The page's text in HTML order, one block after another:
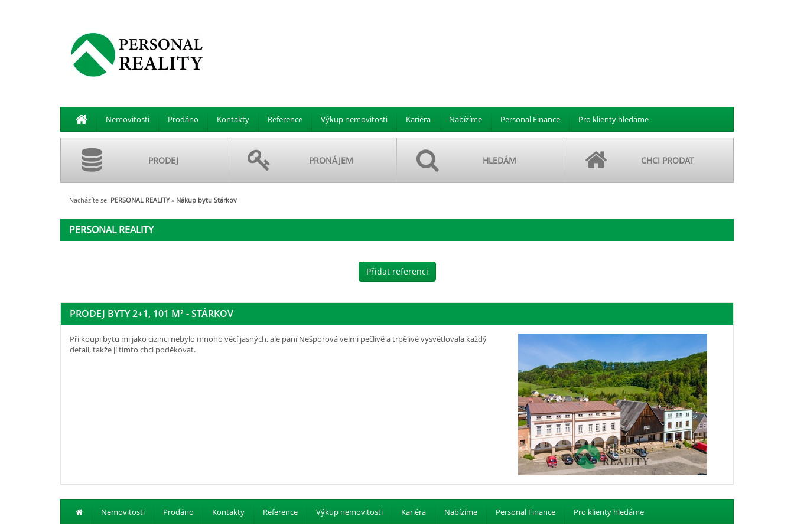
Nemovitosti Prodáno Kontakty Reference Výkup nemovitosti Kariéra Nabízíme Personal Finance Pro klienty hledáme
PRODEJ PRONÁJEM HLEDÁM CHCI PRODAT
Nacházíte se: PERSONAL REALITY » Nákup bytu Stárkov
PERSONAL REALITY
Přidat referenci
PRODEJ BYTY 2+1, 101 M² - STÁRKOV
Při koupi bytu mi jako cizinci nebylo mnoho věcí jasných, ale paní Nešporová velmi pečlivě a trpělivě vysvětlovala každý
detail, takže jí tímto chci poděkovat.
Nemovitosti Prodáno Kontakty Reference Výkup nemovitosti Kariéra Nabízíme Personal Finance Pro klienty hledáme